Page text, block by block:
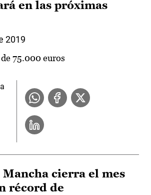
en las próximas
2019
75.000 euros
cierra el mes
récord de